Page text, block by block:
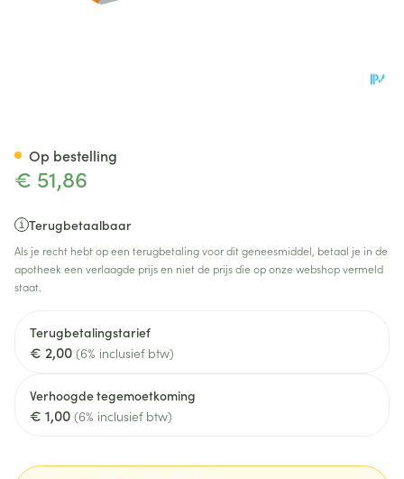
€ 51,86
Terugbetaalbaar
Als je recht hebt op een terugbetaling voor dit geneesmiddel, betaal je in de
apotheek een verlaagde prijs en niet de prijs die op onze webshop vermeld
staat.
Terugbetalingstarief
€ 2,00 (6% inclusief btw)
Verhoogde tegemoetkoming
€ 1,00 (6% inclusief btw)
Op bestelling